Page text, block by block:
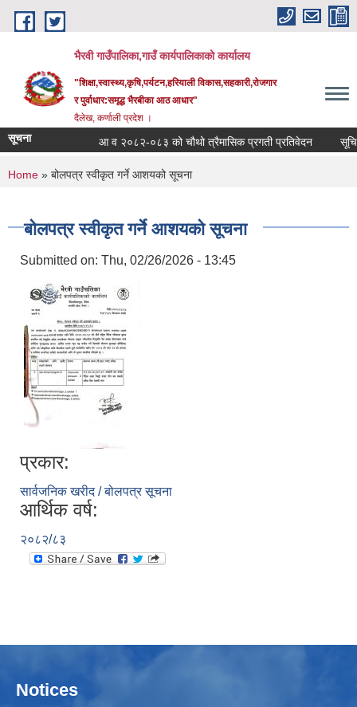
Skip to main content
भैरवी गाउँपालिका,गाउँ कार्यपालिकाको कार्यालय
"शिक्षा,स्वास्थ्य,कृषि,पर्यटन,हरियाली विकास,सहकारी,रोजगार
र पुर्वाधार:समृद्ध भैरबीका आठ आधार"
दैलेख, कर्णाली प्रदेश ।
सूचना आ व २०८२-०८३ को चौथो त्रैमासिक प्रगती प्रतिवेदन सूचि
You are here
Home » बोलपत्र स्वीकृत गर्ने आशयको सूचना
बोलपत्र स्वीकृत गर्ने आशयको सूचना
Submitted on: Thu, 02/26/2026 - 13:45
प्रकार:
सार्वजनिक खरीद / बोलपत्र सूचना
आर्थिक वर्ष:
२०८२/८३
Notices